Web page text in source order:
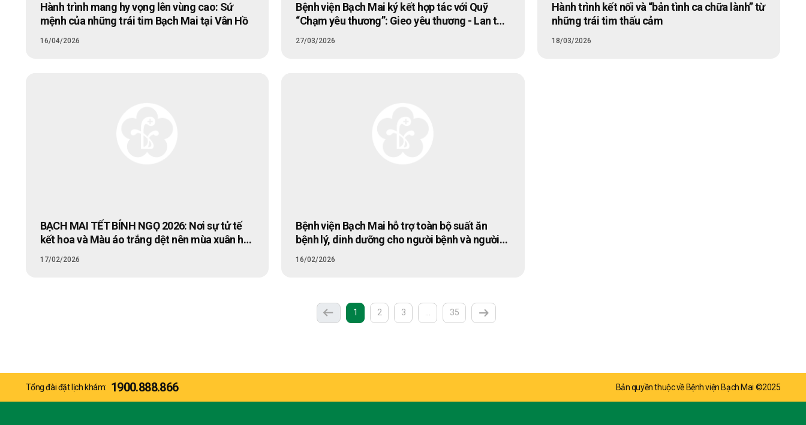
Hành trình mang hy vọng lên vùng cao: Sứ
mệnh của những trái tim Bạch Mai tại Vân Hồ
16/04/2026
Bệnh viện Bạch Mai ký kết hợp tác với Quỹ
“Chạm yêu thương”: Gieo yêu thương - Lan tỏa
hy vọng cho người bệnh
27/03/2026
Hành trình kết nối và “bản tình ca chữa lành” từ
những trái tim thấu cảm
18/03/2026
BẠCH MAI TẾT BÍNH NGỌ 2026: Nơi sự tử tế
kết hoa và Màu áo trắng dệt nên mùa xuân hy
17/02/2026
Bệnh viện Bạch Mai hỗ trợ toàn bộ suất ăn
bệnh lý, dinh dưỡng cho người bệnh và người
16/02/2026
Previous
1 (current)
2 3 …
35
Next
Tổng đài đặt lịch khám: 1900.888.866 Bản quyền thuộc về Bệnh viện Bạch Mai ©2025